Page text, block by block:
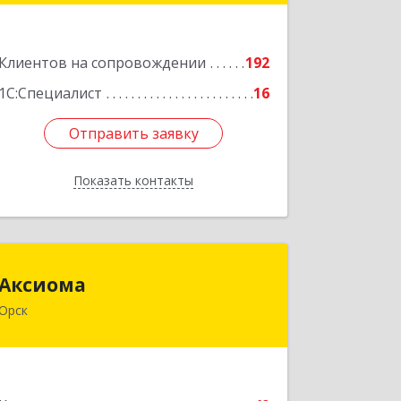
Клиентов на сопровождении
192
1С:Специалист
16
Отправить заявку
Показать контакты
Подробнее
Отправить заявку
Назад